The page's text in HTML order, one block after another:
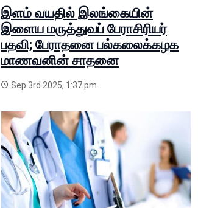
இளம் வயதில் இலங்கையின்
இளைய மருத்துவப் பேராசிரியர்
பதவி; பேராதனை பல்கலைக்கழக
மாணவனின் சாதனை
Sep 3rd 2025, 1:37 pm